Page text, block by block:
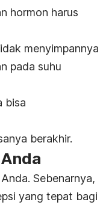
hormon harus
menyimpannya
pada suhu
bisa
berakhir.
Sebenarnya,
yang tepat bagi